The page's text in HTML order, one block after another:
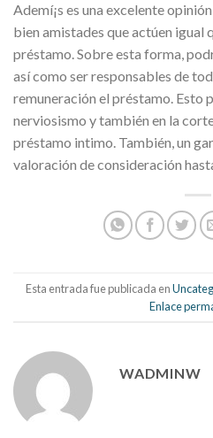
Ademí¡s es una excelente
bien amistades que actúen igual
préstamo. Sobre esta forma,
así­ como ser responsables de
remuneración el préstamo. Esto
nerviosismo y también en la
préstamo intimo. También, un
valoración de consideración
Esta entrada fue publicada en
Enlace
WADMINW